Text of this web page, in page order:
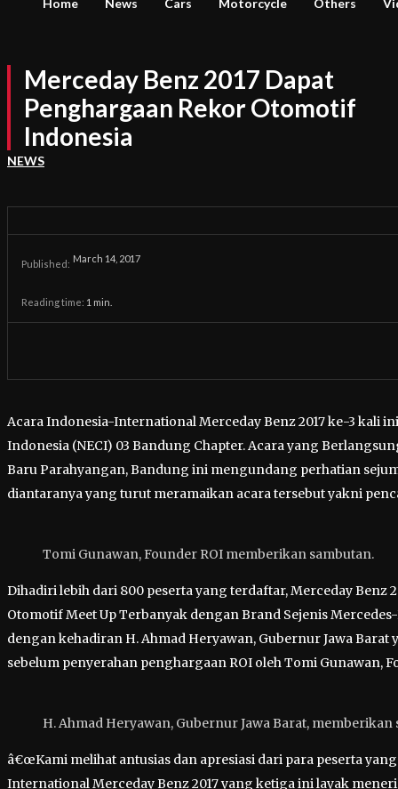
Home News Cars Motorcycle Others
Merceday Benz 2017 Dapat
Penghargaan Rekor Otomotif
Indonesia
NEWS
Published: March 14, 2017
Reading time: 1 min.
Acara Indonesia-International Merceday Benz 2017 ke-3 kali
Indonesia (NECI) 03 Bandung Chapter. Acara yang
Baru Parahyangan, Bandung ini mengundang perhatian
diantaranya yang turut meramaikan acara tersebut yakni
Tomi Gunawan, Founder ROI memberikan sambutan.
Dihadiri lebih dari 800 peserta yang terdaftar, Merceday
Otomotif Meet Up Terbanyak dengan Brand Sejenis
dengan kehadiran H. Ahmad Heryawan, Gubernur Jawa
sebelum penyerahan penghargaan ROI oleh Tomi Gunawan,
H. Ahmad Heryawan, Gubernur Jawa Barat, memberikan
â€œKami melihat antusias dan apresiasi dari para peserta
International Merceday Benz 2017 yang ketiga ini layak